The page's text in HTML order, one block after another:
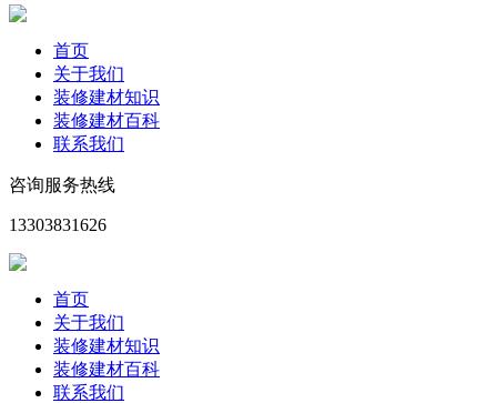
首页
关于我们
装修建材知识
装修建材百科
联系我们
咨询服务热线
13303831626
首页
关于我们
装修建材知识
装修建材百科
联系我们